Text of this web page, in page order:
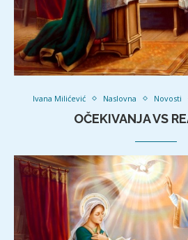
Ivana Milićević Naslovna Novosti
OČEKIVANJA VS